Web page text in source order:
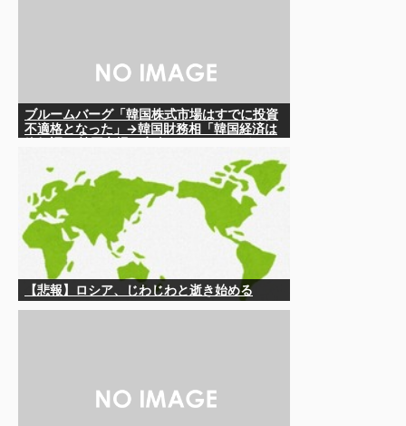
ブルームバーグ「韓国株式市場はすでに投資
不適格となった」→韓国財務相「韓国経済は
国外からどう認識されているのかって問題だ
から……さ
【悲報】ロシア、じわじわと逝き始める